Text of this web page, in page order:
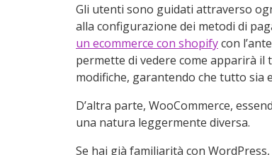
Gli utenti sono guidati attraverso
alla configurazione dei metodi di
un ecommerce con shopifycon
permette di vedere come apparirà
modifiche, garantendo che tutto sia
D’altra parte, WooCommerce,
una natura leggermente diversa.
Se hai già familiarità con